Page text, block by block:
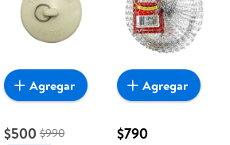
$500 $990
Agregar
$790
Agregar